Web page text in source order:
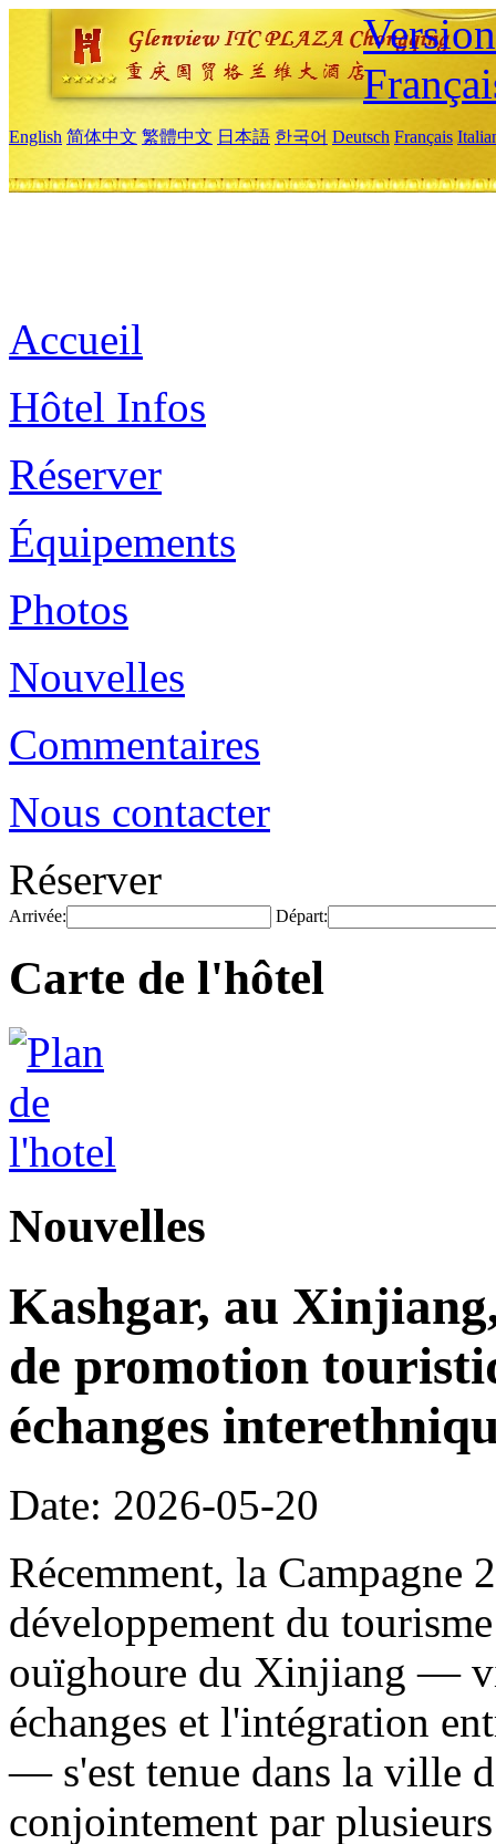
English 简体中文 繁體中文 日本語 한국어 Deutsch Français
Accueil
Hôtel Infos
Réserver
Équipements
Photos
Nouvelles
Commentaires
Nous contacter
Réserver
Arrivée: Départ:
Carte de l'hôtel
Nouvelles
Kashgar, au
de promotion
échanges
Date: 2026-05-20
Récemment, la Campagne
développement du
ouïghoure du Xinjiang —
échanges et l'intégration
— s'est tenue dans la ville
conjointement par